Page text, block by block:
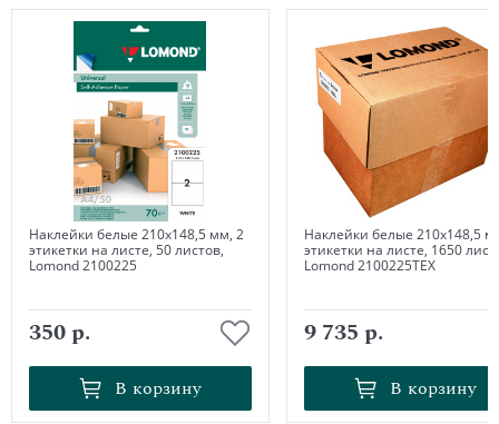
Наклейки белые 210х148,5 мм, 2
этикетки на листе, 50 листов,
Lomond 2100225
350 р.
В корзину
В корзину
Наклейки белые 210х148,5
этикетки на листе, 1650
Lomond 2100225ТЕХ
9 735 р.
В корзину
В корзину